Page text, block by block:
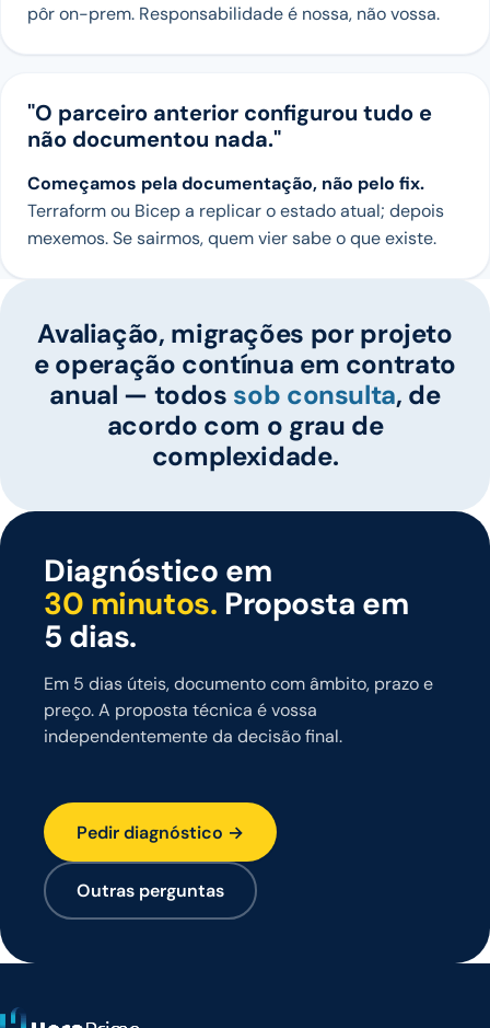
pôr on-prem. Responsabilidade é nossa, não vossa.
"O parceiro anterior configurou tudo e
não documentou nada."
Começamos pela documentação, não pelo fix.
Terraform ou Bicep a replicar o estado atual; depois
mexemos. Se sairmos, quem vier sabe o que existe.
Avaliação, migrações por projeto
e operação contínua em contrato
anual — todos sob consulta, de
acordo com o grau de
complexidade.
Diagnóstico em
30 minutos. Proposta em
5 dias.
Em 5 dias úteis, documento com âmbito, prazo e
preço. A proposta técnica é vossa
independentemente da decisão final.
Pedir diagnóstico →
Outras perguntas